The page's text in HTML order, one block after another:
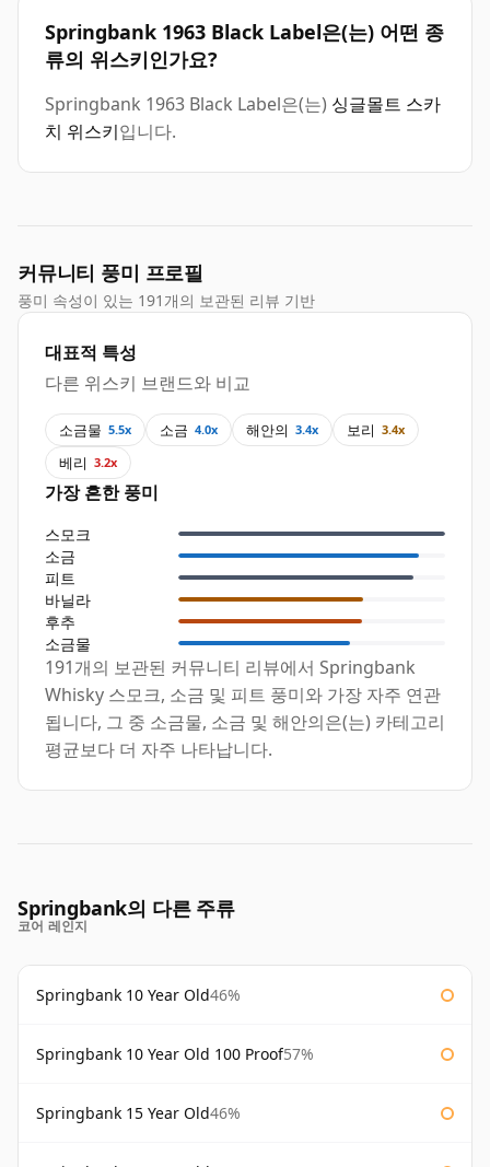
Springbank 1963 Black Label은(는) 어떤 종
류의 위스키인가요?
Springbank 1963 Black Label은(는) 싱글몰트 스카
치 위스키입니다.
커뮤니티 풍미 프로필
풍미 속성이 있는 191개의 보관된 리뷰 기반
대표적 특성
다른 위스키 브랜드와 비교
소금물 5.5x 소금 4.0x 해안의 3.4x 보리 3.4x
베리 3.2x
가장 흔한 풍미
스모크
소금
피트
바닐라
후추
소금물
191개의 보관된 커뮤니티 리뷰에서 Springbank
Whisky 스모크, 소금 및 피트 풍미와 가장 자주 연관
됩니다, 그 중 소금물, 소금 및 해안의은(는) 카테고리
평균보다 더 자주 나타납니다.
Springbank의 다른 주류
코어 레인지
Springbank 10 Year Old46%
Springbank 10 Year Old 100 Proof57%
Springbank 15 Year Old46%